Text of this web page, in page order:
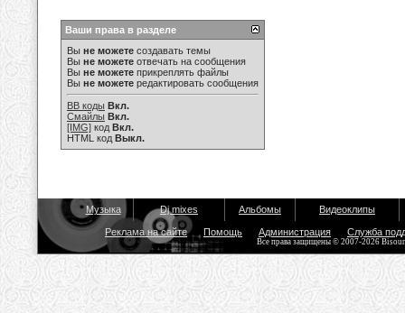
Ваши права в разделе
Вы не можете создавать темы
Вы не можете отвечать на сообщения
Вы не можете прикреплять файлы
Вы не можете редактировать сообщения
BB коды Вкл.
Смайлы Вкл.
[IMG] код Вкл.
HTML код Выкл.
Музыка Dj mixes Альбомы Видеоклипы
Реклама на сайте Помощь Администрация Служба
Все права защищены © 2007-2026